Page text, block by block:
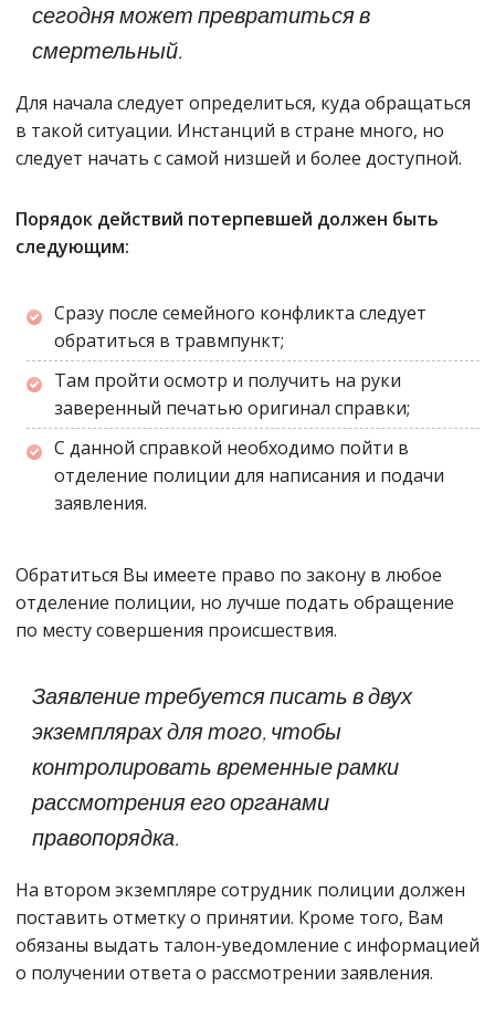
сегодня может превратиться в
смертельный.
Для начала следует определиться, куда обращаться
в такой ситуации. Инстанций в стране много, но
следует начать с самой низшей и более доступной.
Порядок действий потерпевшей должен быть
следующим:
Сразу после семейного конфликта следует
обратиться в травмпункт;
Там пройти осмотр и получить на руки
заверенный печатью оригинал справки;
С данной справкой необходимо пойти в
отделение полиции для написания и подачи
заявления.
Обратиться Вы имеете право по закону в любое
отделение полиции, но лучше подать обращение
по месту совершения происшествия.
Заявление требуется писать в двух
экземплярах для того, чтобы
контролировать временные рамки
рассмотрения его органами
правопорядка.
На втором экземпляре сотрудник полиции должен
поставить отметку о принятии. Кроме того, Вам
обязаны выдать талон-уведомление с информацией
о получении ответа о рассмотрении заявления.